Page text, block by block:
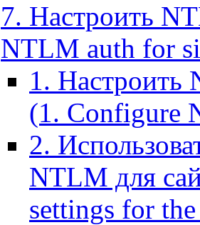
7. Настроить
NTLM auth for
1. Настроить
(1. Configure
2.
NTLM для
settings for